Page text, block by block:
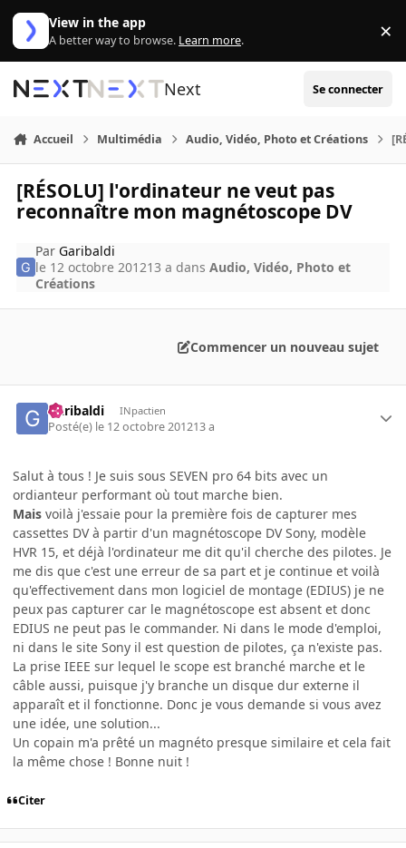
Aller au contenu
View in the app
A better way to browse. Learn more. ×
Next Se connecter
Accueil Multimédia Audio, Vidéo, Photo et Créations
[RÉSOLU] l'ordinateur ne veut pas
reconnaître mon magnétoscope DV
Par Garibaldi
le 12 octobre 201213 a dansAudio, Vidéo, Photo et
Créations
Commencer un nouveau sujet
Garibaldi INpactien
Posté(e) le 12 octobre 201213 a
Salut à tous ! Je suis sous SEVEN pro 64 bits avec un
ordianteur performant où tout marche bien.
Mais voilà j'essaie pour la première fois de capturer mes
cassettes DV à partir d'un magnétoscope DV Sony, modèle
HVR 15, et déjà l'ordinateur me dit qu'il cherche des pilotes. Je
me dis que c'est une erreur de sa part et je continue et voilà
qu'effectivement dans mon logiciel de montage (EDIUS) je ne
peux pas capturer car le magnétoscope est absent et donc
EDIUS ne peut pas le commander. Ni dans le mode d'emploi,
ni dans le site Sony il est question de pilotes, ça n'existe pas.
La prise IEEE sur lequel le scope est branché marche et le
câble aussi, puisque j'y branche un disque dur externe il
apparaît et il fonctionne. Donc je vous demande si vous avez
une idée, une solution...
Un copain m'a prêté un magnéto presque similaire et cela fait
la même chose ! Bonne nuit !
Citer